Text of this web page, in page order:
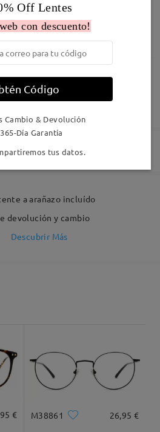
todos los
su comentario
MÁS
a arañazo incluído
devolución y cambio
Descubrir Más
€ M38861 26,95 €
Off Lentes
con descuento!
Código
Cambio & Devolución
365-Día Garantía
tus datos.